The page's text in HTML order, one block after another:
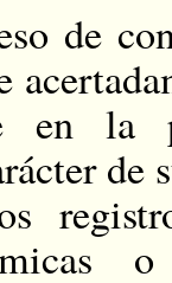
de
en la
de